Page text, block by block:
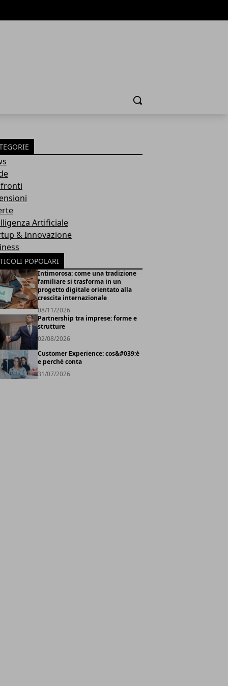
Cerca
Artificiale
& Innovazione
POPOLARI
Intimorosa: come una tradizione
familiare si trasforma in un
progetto digitale orientato alla
crescita internazionale
08/11/2026
Partnership tra imprese: forme e
strutture
02/08/2026
Customer Experience: cos&#039;è
e perché conta
31/07/2026